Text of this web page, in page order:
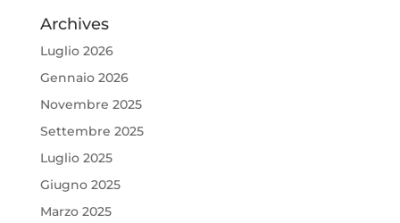
Archives
Luglio 2026
Gennaio 2026
Novembre 2025
Settembre 2025
Luglio 2025
Giugno 2025
Marzo 2025